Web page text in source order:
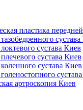
пластика
сустава Киев
сустава Киев
сустава Киев
артроскопия Киев